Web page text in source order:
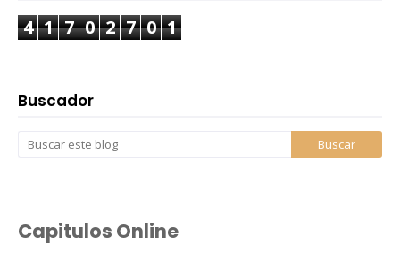
4 1 7 0 2 7 0 1
Buscador
Capitulos Online